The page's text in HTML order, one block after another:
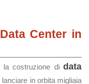
Center in
la costruzione di data
in orbita migliaia